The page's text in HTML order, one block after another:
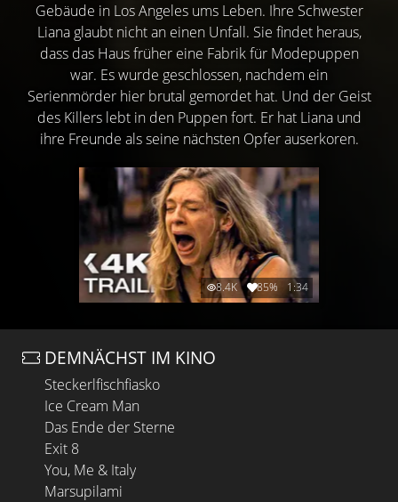
Gebäude in Los Angeles ums Leben. Ihre Schwester
Liana glaubt nicht an einen Unfall. Sie findet heraus,
dass das Haus früher eine Fabrik für Modepuppen
war. Es wurde geschlossen, nachdem ein
Serienmörder hier brutal gemordet hat. Und der Geist
des Killers lebt in den Puppen fort. Er hat Liana und
ihre Freunde als seine nächsten Opfer auserkoren.
8.4K 85% 1:34
DEMNÄCHST IM KINO
Steckerlfischfiasko
Ice Cream Man
Das Ende der Sterne
Exit 8
You, Me & Italy
Marsupilami